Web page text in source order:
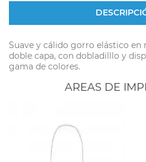
Suave y cálido gorro elástico en
doble capa, con dobladilllo y
gama de colores.
AREAS DE